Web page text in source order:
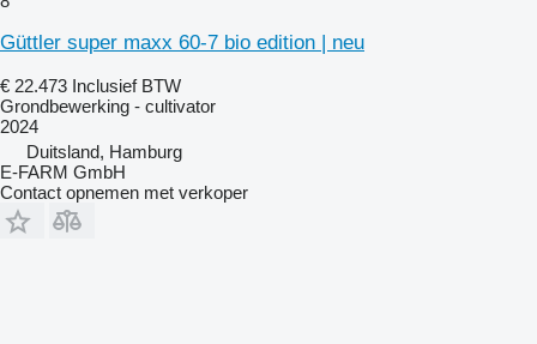
Güttler super maxx 60-7 bio edition | neu
€ 22.473 Inclusief BTW
Grondbewerking - cultivator
2024
Duitsland, Hamburg
E-FARM GmbH
Contact opnemen met verkoper